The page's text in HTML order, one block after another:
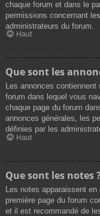
chaque forum et dans le
permissions concernant
administrateurs du forum.
Haut
Que sont les
Les annonces
forum dans lequel vous
chaque page du forum
annonces générales, les
définies par les
Haut
Que sont les notes ?
Les notes apparaissent
première page du forum
et il est recommandé de